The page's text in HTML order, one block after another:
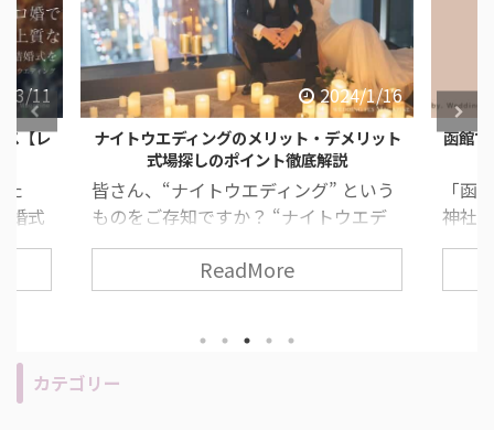
3/11
【レ
婚式
すめ
がな
人と
の
2024/1/16
ナイトウエディングのメリット・デメリット
式場探しのポイント徹底解説
皆さん、“ナイトウエディング” という
ものをご存知ですか？ “ナイトウエデ
ィング” とは、夕方から夜の時間に行
う結婚式のことで、近年とても人気な
挙式スタイルの一つです！ 挙式や披露
わりありません。 今回は、ナイトウエ
ディングのメリット・デメリットの説
ReadMore
函館
「函
神社
道っ
いと
カテゴリー